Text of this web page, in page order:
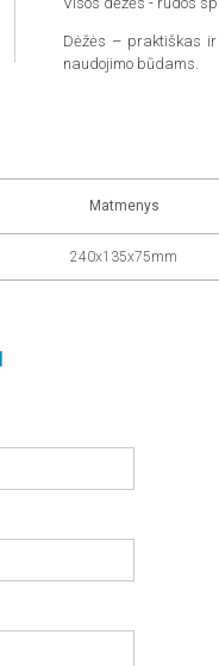
Dėžės – praktiškas
naudojimo būdams.
Matmenys
240x135x75mm